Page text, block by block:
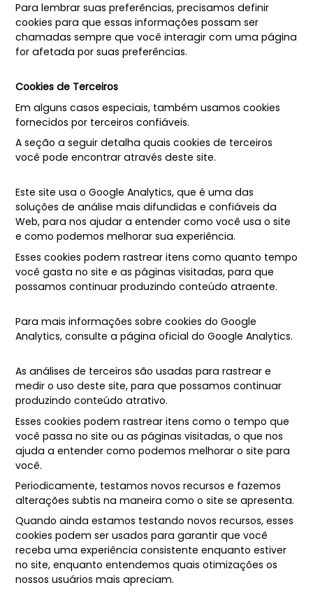
Para lembrar suas preferências, precisamos definir
cookies para que essas informações possam ser
chamadas sempre que você interagir com uma página
for afetada por suas preferências.
Cookies de Terceiros
Em alguns casos especiais, também usamos cookies
fornecidos por terceiros confiáveis.
A seção a seguir detalha quais cookies de terceiros
você pode encontrar através deste site.
Este site usa o Google Analytics, que é uma das
soluções de análise mais difundidas e confiáveis ​​da
Web, para nos ajudar a entender como você usa o site
e como podemos melhorar sua experiência.
Esses cookies podem rastrear itens como quanto tempo
você gasta no site e as páginas visitadas, para que
possamos continuar produzindo conteúdo atraente.
Para mais informações sobre cookies do Google
Analytics, consulte a página oficial do Google Analytics.
As análises de terceiros são usadas para rastrear e
medir o uso deste site, para que possamos continuar
produzindo conteúdo atrativo.
Esses cookies podem rastrear itens como o tempo que
você passa no site ou as páginas visitadas, o que nos
ajuda a entender como podemos melhorar o site para
você.
Periodicamente, testamos novos recursos e fazemos
alterações subtis na maneira como o site se apresenta.
Quando ainda estamos testando novos recursos, esses
cookies podem ser usados ​​para garantir que você
receba uma experiência consistente enquanto estiver
no site, enquanto entendemos quais otimizações os
nossos usuários mais apreciam.